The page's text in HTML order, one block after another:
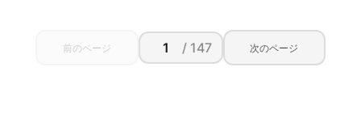
前のページ / 147 次のページ